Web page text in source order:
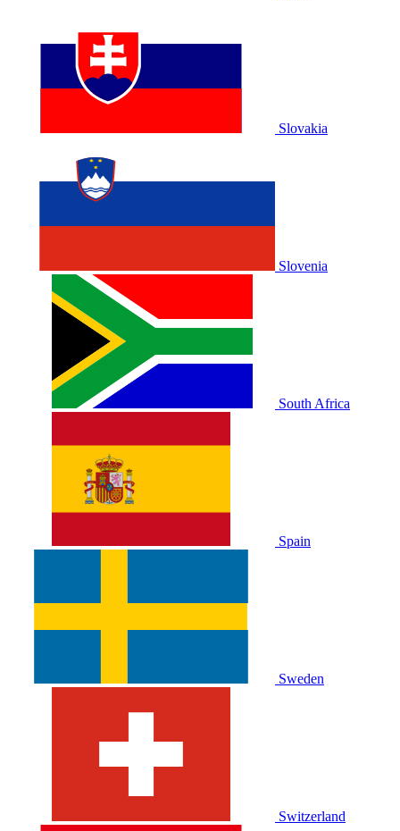
Slovakia
Slovenia
South Africa
Spain
Sweden
Switzerland